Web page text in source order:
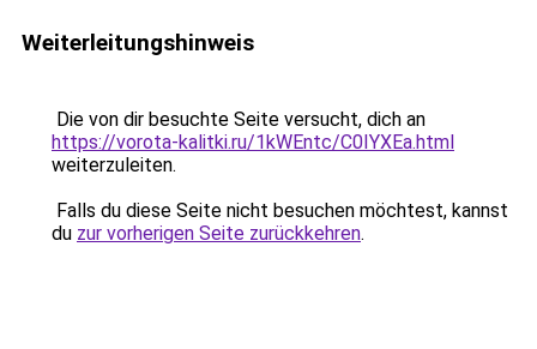
Weiterleitungshinweis
Die von dir besuchte Seite versucht, dich an
https://vorota-kalitki.ru/1kWEntc/C0IYXEa.html
weiterzuleiten.
Falls du diese Seite nicht besuchen möchtest, kannst
du zur vorherigen Seite zurückkehren.